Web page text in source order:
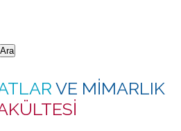
Ara
VE MİMARLIK